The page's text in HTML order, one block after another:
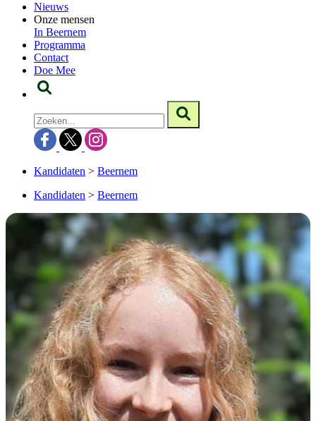
Nieuws
Onze mensen
In Beernem
Programma
Contact
Doe Mee
Kandidaten > Beernem
Kandidaten > Beernem